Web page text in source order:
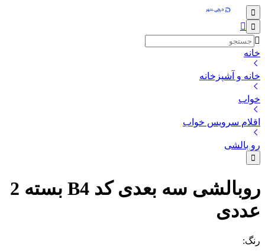
خانه
خانه و آشپزخانه
خواب
اقلام سرویس خواب
رو بالشی
روبالشی سه بعدی کد B4 بسته 2
عددی
رنگ: